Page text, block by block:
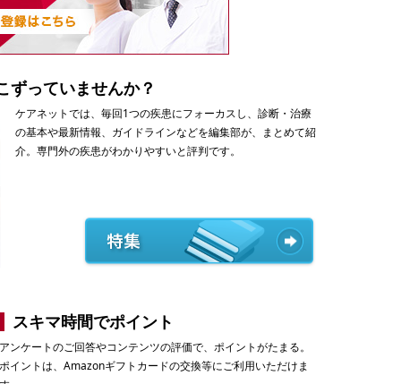
ずっていませんか？
ケアネットでは、毎回1つの疾患にフォーカスし、診断・治療
の基本や最新情報、ガイドラインなどを編集部が、まとめて紹
介。専門外の疾患がわかりやすいと評判です。
スキマ時間でポイント
アンケートのご回答やコンテンツの評価で、ポイントがたまる。
ポイントは、Amazonギフトカードの交換等にご利用いただけま